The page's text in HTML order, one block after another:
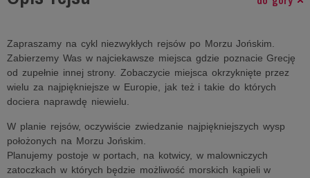
Zapraszamy na cykl niezwykłych rejsów po Morzu Jońskim.
Zabierzemy Was w najciekawsze miejsca gdzie poznacie Grecję
od zupełnie innej strony. Zobaczycie miejsca okrzyknięte przez
wielu za najpiękniejsze w Europie, jak też i takie do których
dociera naprawdę niewielu.
W planie rejsów, oczywiście zwiedzanie najpiękniejszych wysp
położonych na Morzu Jońskim.
Planujemy postoje w portach, na kotwicy, w malowniczych
zatoczkach w których będzie możliwość morskich kąpieli w